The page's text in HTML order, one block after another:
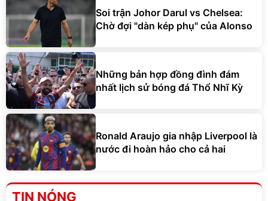
Soi trận Johor Darul vs Chelsea:
Chờ đợi "dàn kép phụ" của Alonso
Những bản hợp đồng đình đám
nhất lịch sử bóng đá Thổ Nhĩ Kỳ
Ronald Araujo gia nhập Liverpool là
nước đi hoàn hảo cho cả hai
TIN NÓNG